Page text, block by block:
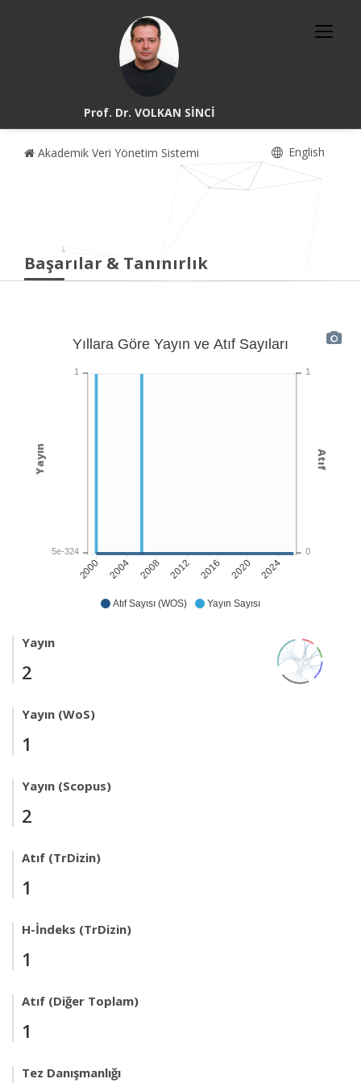
Prof. Dr. VOLKAN SİNCİ
Akademik Veri Yönetim Sistemi English
Başarılar & Tanınırlık
Atıf Sayısı (WOS) Yayın Sayısı
2000 2004 2008 2012 2016 2020 2024
Yıllara Göre Yayın ve Atıf Sayıları
1
0
Atıf
1
5e-324
Yayın
Yayın
2
Yayın (WoS)
1
Yayın (Scopus)
2
Atıf (TrDizin)
1
H-İndeks (TrDizin)
1
Atıf (Diğer Toplam)
1
Tez Danışmanlığı